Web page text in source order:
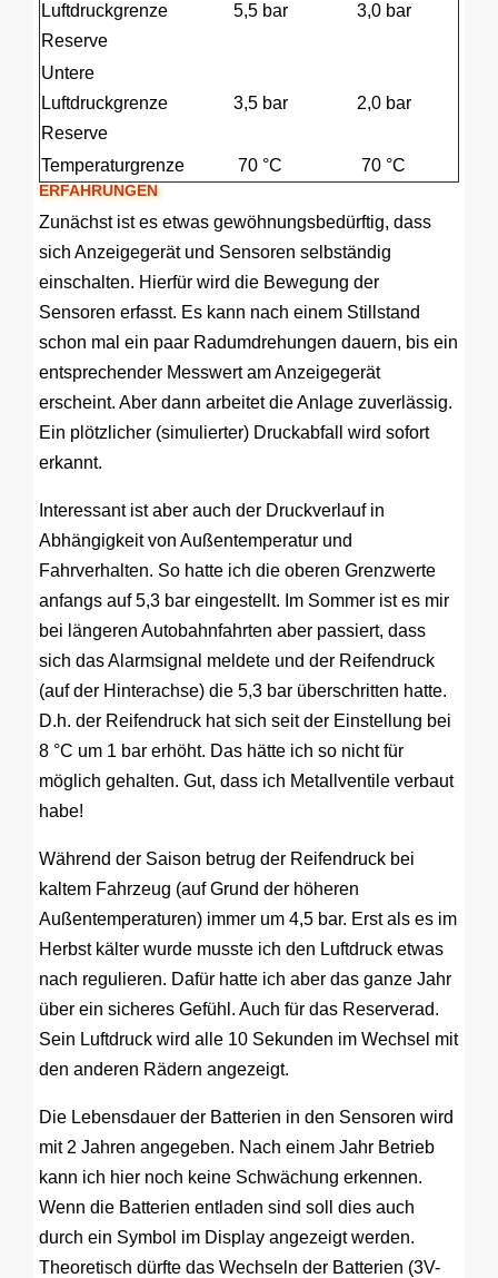
Luftdruckgrenze
Reserve
5,5 bar 3,0 bar
Untere
Luftdruckgrenze
Reserve
3,5 bar 2,0 bar
Temperaturgrenze 70 °C 70 °C
ERFAHRUNGEN
Zunächst ist es etwas gewöhnungsbedürftig, dass
sich Anzeigegerät und Sensoren selbständig
einschalten. Hierfür wird die Bewegung der
Sensoren erfasst. Es kann nach einem Stillstand
schon mal ein paar Radumdrehungen dauern, bis ein
entsprechender Messwert am Anzeigegerät
erscheint. Aber dann arbeitet die Anlage zuverlässig.
Ein plötzlicher (simulierter) Druckabfall wird sofort
erkannt.
Interessant ist aber auch der Druckverlauf in
Abhängigkeit von Außentemperatur und
Fahrverhalten. So hatte ich die oberen Grenzwerte
anfangs auf 5,3 bar eingestellt. Im Sommer ist es mir
bei längeren Autobahnfahrten aber passiert, dass
sich das Alarmsignal meldete und der Reifendruck
(auf der Hinterachse) die 5,3 bar überschritten hatte.
D.h. der Reifendruck hat sich seit der Einstellung bei
8 °C um 1 bar erhöht. Das hätte ich so nicht für
möglich gehalten. Gut, dass ich Metallventile verbaut
habe!
Während der Saison betrug der Reifendruck bei
kaltem Fahrzeug (auf Grund der höheren
Außentemperaturen) immer um 4,5 bar. Erst als es im
Herbst kälter wurde musste ich den Luftdruck etwas
nach regulieren. Dafür hatte ich aber das ganze Jahr
über ein sicheres Gefühl. Auch für das Reserverad.
Sein Luftdruck wird alle 10 Sekunden im Wechsel mit
den anderen Rädern angezeigt.
Die Lebensdauer der Batterien in den Sensoren wird
mit 2 Jahren angegeben. Nach einem Jahr Betrieb
kann ich hier noch keine Schwächung erkennen.
Wenn die Batterien entladen sind soll dies auch
durch ein Symbol im Display angezeigt werden.
Theoretisch dürfte das Wechseln der Batterien (3V-